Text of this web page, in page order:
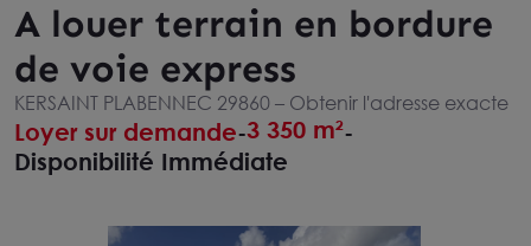
A louer terrain en bordure
de voie express
KERSAINT PLABENNEC 29860 – Obtenir l'adresse exacte
Loyer sur demande-3 350 m²-
Disponibilité Immédiate